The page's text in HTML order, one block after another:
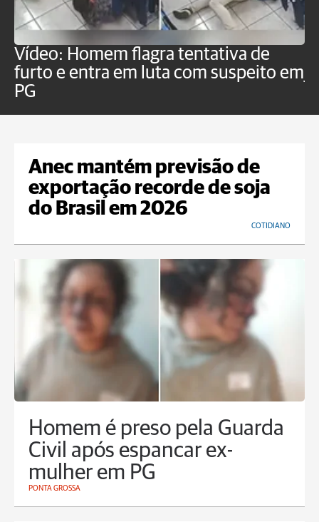
Vídeo: Homem flagra tentativa de
furto e entra em luta com suspeito em
PG
Anec mantém previsão de
exportação recorde de soja
do Brasil em 2026
COTIDIANO
Homem é preso pela Guarda
Civil após espancar ex-
mulher em PG
PONTA GROSSA